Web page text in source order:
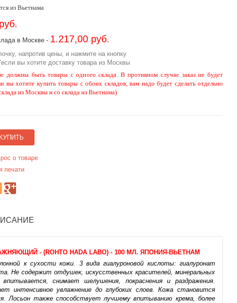
из Вьетнама
в Москве - 1.217,00 руб.
напротив цены, и нажмите на кнопку
вы хотите доставку товара из Москвы
должны быть товары с одного склада. В противном случае заказ не будет
вы хотите купить товары с обоих складов, вам надо будет сделать отдельно
из Москвы и со склада из Вьетнама)
КУПИТЬ
о товаре
печати
- (ROHTO HADA LABO) - 100 МЛ. ЯПОНИЯ-ВЬЕТНАМ
к сухости кожи. 3 вида гиалуроновой кислоты: гиалуронат
Не содержит отдушек, искусственных красителей, минеральных
снимает шелушения, покраснения и раздражения.
интенсивное увлажнение до глубоких слоев. Кожа становится
Лосьон также способствует лучшему впитыванию крема, более